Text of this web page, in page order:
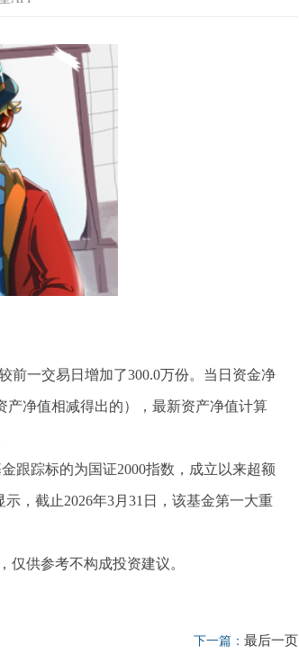
前一交易日增加了300.0万份。当日资金净
产净值相减得出的），最新资产净值计算
跟踪标的为国证2000指数，成立以来超额
，截止2026年3月31日，该基金第一大重
供参考不构成投资建议。
下一篇： 最后一页